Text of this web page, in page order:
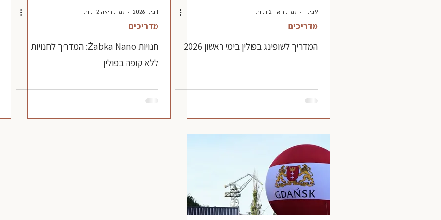
9 בינו׳ זמן קריאה 2 דקות
מדריכים
המדריך לשופינג בפולין בימי ראשון 2026
1 בינו׳ 2026 זמן קריאה 2 דקות
מדריכים
חנויות Żabka Nano: המדריך לחנויות
ללא קופה בפולין